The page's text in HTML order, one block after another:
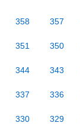
358 357
351 350
344 343
337 336
330 329